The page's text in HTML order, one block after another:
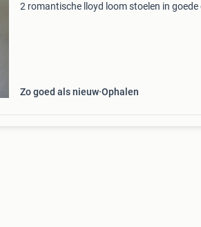
2 romantische lloyd loom stoelen in goede
Zo goed als nieuw Ophalen